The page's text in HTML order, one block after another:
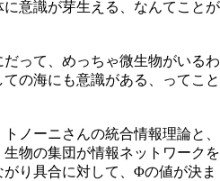
意識が芽生える、なんてことが
って、めっちゃ微生物がいるわ
の海にも意識がある、ってこと
ノーニさんの統合情報理論と、
物の集団が情報ネットワークを
り具合に対して、Φの値が決ま